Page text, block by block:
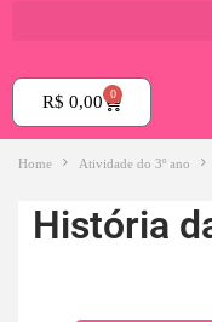
R$ 0,00 0
Home Atividade do 3º ano
História